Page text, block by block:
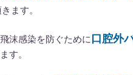
ます。
沫感染を防ぐために 口腔外
す。